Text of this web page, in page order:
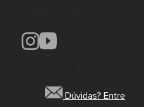
Dúvidas? Entre